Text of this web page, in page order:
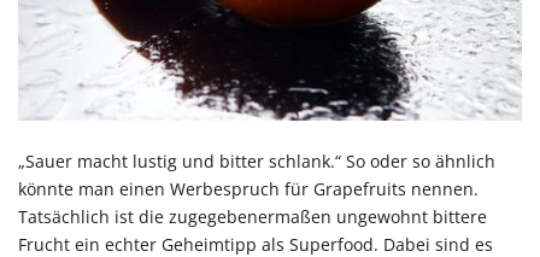
„Sauer macht lustig und bitter schlank.“ So oder so ähnlich
könnte man einen Werbespruch für Grapefruits nennen.
Tatsächlich ist die zugegebenermaßen ungewohnt bittere
Frucht ein echter Geheimtipp als Superfood. Dabei sind es